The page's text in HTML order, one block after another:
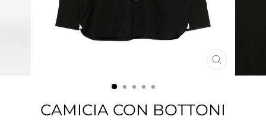
CHIUDI
(ESC)
CAMICIA CON BOTTONI